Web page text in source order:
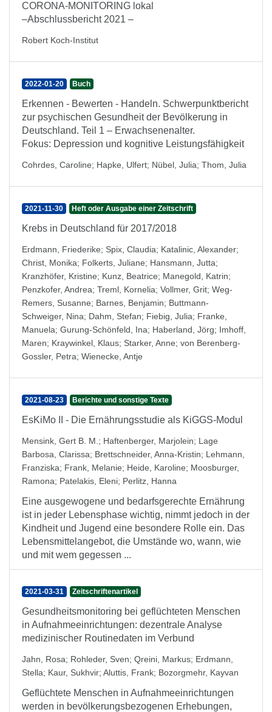
CORONA-MONITORING lokal
–Abschlussbericht 2021 –
Robert Koch-Institut
2022-01-20 Buch
Erkennen - Bewerten - Handeln. Schwerpunktbericht
zur psychischen Gesundheit der Bevölkerung in
Deutschland. Teil 1 – Erwachsenenalter.
Fokus: Depression und kognitive Leistungsfähigkeit
Cohrdes, Caroline; Hapke, Ulfert; Nübel, Julia; Thom, Julia
2021-11-30 Heft oder Ausgabe einer Zeitschrift
Krebs in Deutschland für 2017/2018
Erdmann, Friederike; Spix, Claudia; Katalinic, Alexander;
Christ, Monika; Folkerts, Juliane; Hansmann, Jutta;
Kranzhöfer, Kristine; Kunz, Beatrice; Manegold, Katrin;
Penzkofer, Andrea; Treml, Kornelia; Vollmer, Grit; Weg-
Remers, Susanne; Barnes, Benjamin; Buttmann-
Schweiger, Nina; Dahm, Stefan; Fiebig, Julia; Franke,
Manuela; Gurung-Schönfeld, Ina; Haberland, Jörg; Imhoff,
Maren; Kraywinkel, Klaus; Starker, Anne; von Berenberg-
Gossler, Petra; Wienecke, Antje
2021-08-23 Berichte und sonstige Texte
EsKiMo II - Die Ernährungsstudie als KiGGS-Modul
Mensink, Gert B. M. ; Haftenberger, Marjolein; Lage
Barbosa, Clarissa; Brettschneider, Anna-Kristin; Lehmann,
Franziska; Frank, Melanie; Heide, Karoline; Moosburger,
Ramona; Patelakis, Eleni; Perlitz, Hanna
Eine ausgewogene und bedarfsgerechte Ernährung
ist in jeder Lebensphase wichtig, nimmt jedoch in der
Kindheit und Jugend eine besondere Rolle ein. Das
Lebensmittelangebot, die Umstände wo, wann, wie
und mit wem gegessen ...
2021-03-31 Zeitschriftenartikel
Gesundheitsmonitoring bei geflüchteten Menschen
in Aufnahmeeinrichtungen: dezentrale Analyse
medizinischer Routinedaten im Verbund
Jahn, Rosa; Rohleder, Sven; Qreini, Markus; Erdmann,
Stella; Kaur, Sukhvir; Aluttis, Frank; Bozorgmehr, Kayvan
Geflüchtete Menschen in Aufnahmeeinrichtungen
werden in bevölkerungsbezogenen Erhebungen,